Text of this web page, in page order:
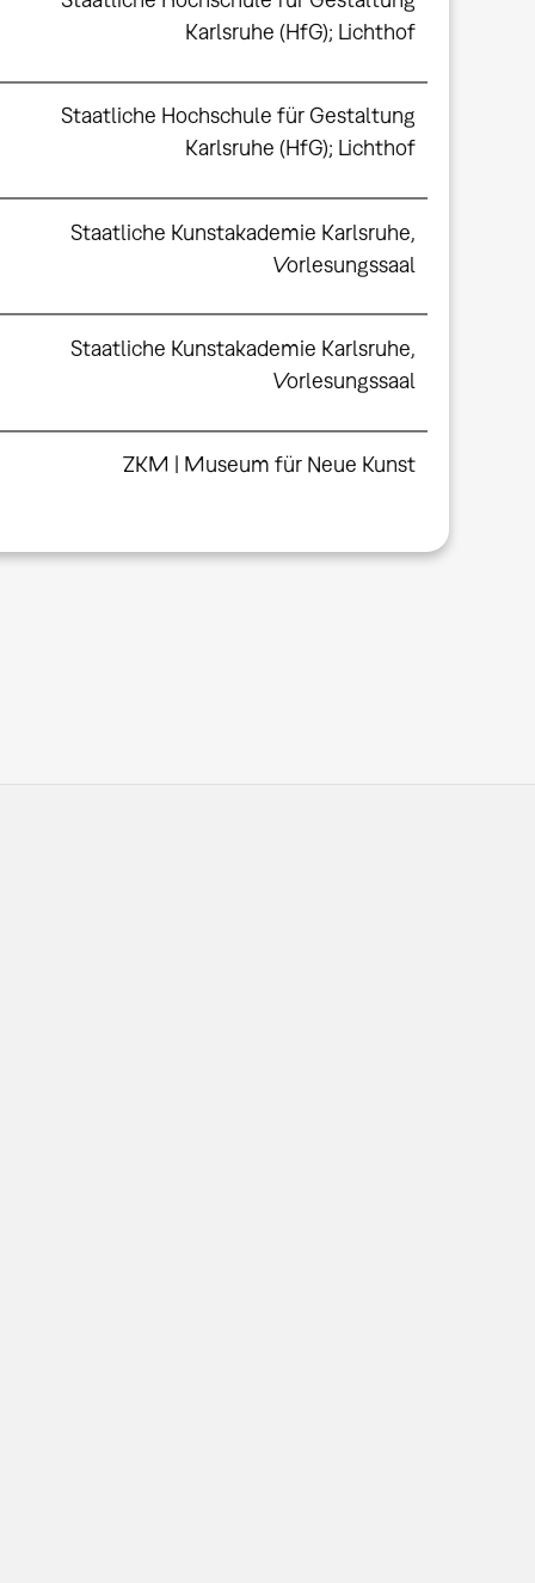
Karlsruhe (HfG); Lichthof
Staatliche Hochschule für Gestaltung
Karlsruhe (HfG); Lichthof
Staatliche Kunstakademie Karlsruhe,
Vorlesungssaal
Staatliche Kunstakademie Karlsruhe,
Vorlesungssaal
ZKM | Museum für Neue Kunst